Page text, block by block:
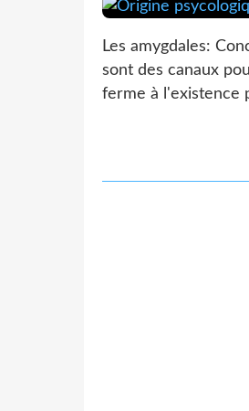
Les amygdales:
sont des canaux
ferme à l'existence